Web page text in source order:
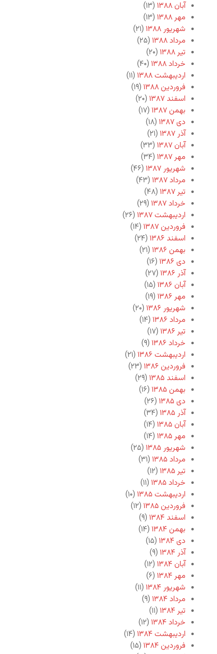
آبان ۱۳۸۸
(۱۳)
مهر ۱۳۸۸
(۱۳)
شهریور ۱۳۸۸
(۲۱)
مرداد ۱۳۸۸
(۲۵)
تیر ۱۳۸۸
(۲۰)
خرداد ۱۳۸۸
(۴۰)
اردیبهشت ۱۳۸۸
(۱۱)
فروردین ۱۳۸۸
(۱۹)
اسفند ۱۳۸۷
(۲۰)
بهمن ۱۳۸۷
(۱۷)
دی ۱۳۸۷
(۱۸)
آذر ۱۳۸۷
(۲۱)
آبان ۱۳۸۷
(۳۳)
مهر ۱۳۸۷
(۳۴)
شهریور ۱۳۸۷
(۴۶)
مرداد ۱۳۸۷
(۴۳)
تیر ۱۳۸۷
(۴۸)
خرداد ۱۳۸۷
(۲۹)
اردیبهشت ۱۳۸۷
(۲۶)
فروردین ۱۳۸۷
(۱۴)
اسفند ۱۳۸۶
(۲۴)
بهمن ۱۳۸۶
(۲۱)
دی ۱۳۸۶
(۱۶)
آذر ۱۳۸۶
(۲۷)
آبان ۱۳۸۶
(۱۵)
مهر ۱۳۸۶
(۱۹)
شهریور ۱۳۸۶
(۲۰)
مرداد ۱۳۸۶
(۱۴)
تیر ۱۳۸۶
(۱۷)
خرداد ۱۳۸۶
(۹)
اردیبهشت ۱۳۸۶
(۲۱)
فروردین ۱۳۸۶
(۲۳)
اسفند ۱۳۸۵
(۲۹)
بهمن ۱۳۸۵
(۱۶)
دی ۱۳۸۵
(۲۶)
آذر ۱۳۸۵
(۳۴)
آبان ۱۳۸۵
(۱۴)
مهر ۱۳۸۵
(۱۴)
شهریور ۱۳۸۵
(۲۵)
مرداد ۱۳۸۵
(۳۱)
تیر ۱۳۸۵
(۱۲)
خرداد ۱۳۸۵
(۱۱)
اردیبهشت ۱۳۸۵
(۱۰)
فروردین ۱۳۸۵
(۱۲)
اسفند ۱۳۸۴
(۹)
بهمن ۱۳۸۴
(۱۴)
دی ۱۳۸۴
(۱۵)
آذر ۱۳۸۴
(۹)
آبان ۱۳۸۴
(۱۲)
مهر ۱۳۸۴
(۶)
شهریور ۱۳۸۴
(۱۱)
مرداد ۱۳۸۴
(۹)
تیر ۱۳۸۴
(۱۱)
خرداد ۱۳۸۴
(۱۲)
اردیبهشت ۱۳۸۴
(۱۴)
فروردین ۱۳۸۴
(۱۵)